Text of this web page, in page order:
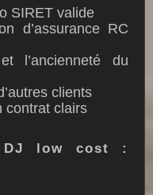
SIRET valide
d’assurance RC
l’ancienneté du
clients
contrat clairs
DJ low cost :